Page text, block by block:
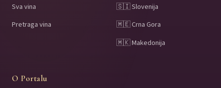
Sva vina
Pretraga vina
🇸🇮 Slovenija
🇲🇪 Crna Gora
🇲🇰 Makedonija
O Portalu